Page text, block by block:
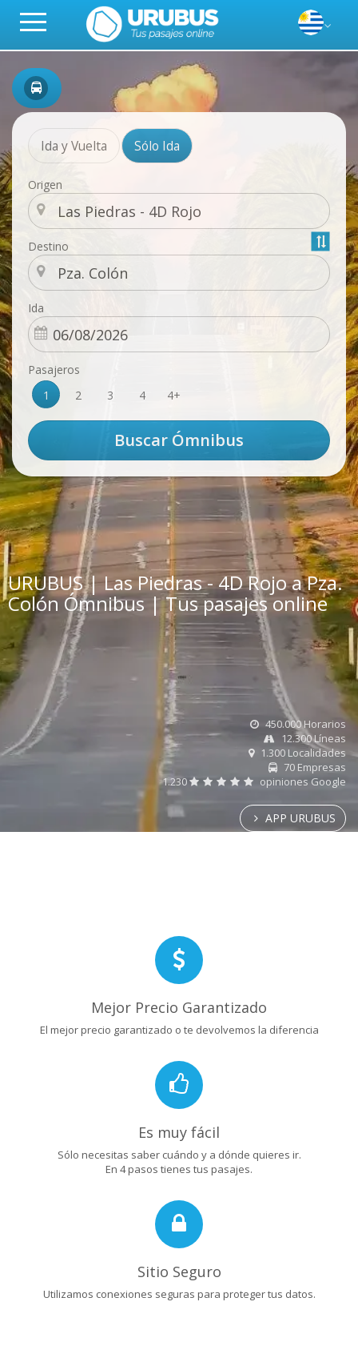
Ida y Vuelta Sólo Ida
Origen
Destino
Ida
Pasajeros
1
2 3 4 4+
URUBUS | Las Piedras - 4D Rojo a Pza.
Colón Ómnibus | Tus pasajes online
450.000 Horarios
12.300 Líneas
1.300 Localidades
70 Empresas
1.230
opiniones Google
APP URUBUS
Mejor Precio Garantizado
El mejor precio garantizado o te devolvemos la diferencia
Es muy fácil
Sólo necesitas saber cuándo y a dónde quieres ir.
En 4 pasos tienes tus pasajes.
Sitio Seguro
Utilizamos conexiones seguras para proteger tus datos.